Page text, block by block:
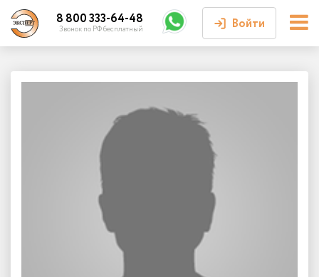
Войти
Войти или
зарегистрироваться
Личный кабинет
8 800 333-64-48
Звонок по РФ бесплатный